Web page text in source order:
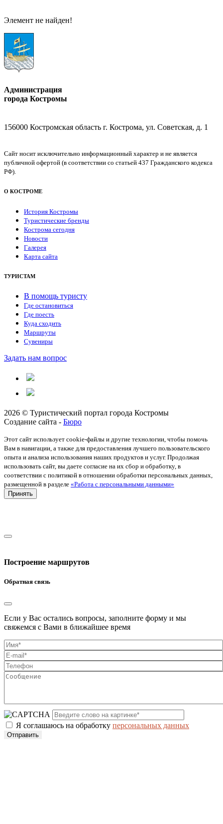
Элемент не найден!
Администрация
города Костромы
156000 Костромская область г. Кострома, ул. Советская, д. 1
Сайт носит исключительно информационный характер и не является
публичной офертой (в соответствии со статьей 437 Гражданского кодекса
РФ).
О КОСТРОМЕ
История Костромы
Туристические бренды
Кострома сегодня
Новости
Галерея
Карта сайта
ТУРИСТАМ
В помощь туристу
Где остановиться
Где поесть
Куда сходить
Маршруты
Сувениры
Задать нам вопрос
2026 © Туристический портал города Костромы
Создание сайта - Бюро
Этот сайт использует cookie-файлы и другие технологии, чтобы помочь
Вам в навигации, а также для предоставления лучшего пользовательского
опыта и анализа использования наших продуктов и услуг. Продолжая
использовать сайт, вы даете согласие на их сбор и обработку, в
соответствии с политикой в отношении обработки персональных данных,
размещенной в разделе «Работа с персональными данными»
Принять
Построение маршрутов
Обратная связь
Если у Вас остались вопросы, заполните форму и мы
свяжемся с Вами в ближайшее время
Я соглашаюсь на обработку персональных данных